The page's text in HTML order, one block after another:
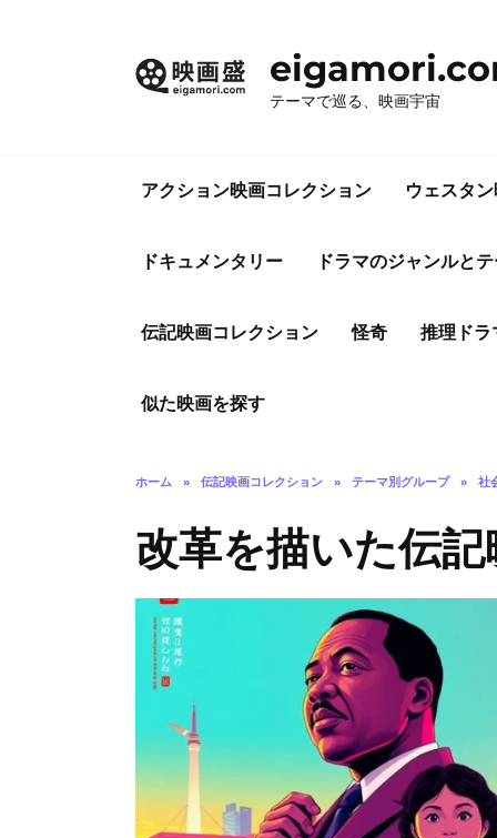
テーマで巡る、映画宇宙
アクション映画コレクション ウェスタ
ドキュメンタリー ドラマのジャンルと
伝記映画コレクション 怪奇 推理ドラ
似た映画を探す
ホーム » 伝記映画コレクション » テーマ別グループ » 社
改革を描いた伝